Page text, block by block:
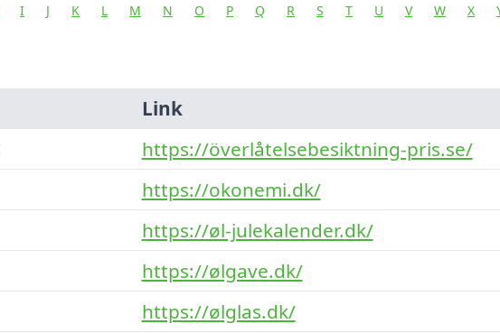
I J K L M N O P Q R S T U V W X
Link
https://överlåtelsebesiktning-pris.se/
https://okonemi.dk/
https://øl-julekalender.dk/
https://ølgave.dk/
https://ølglas.dk/